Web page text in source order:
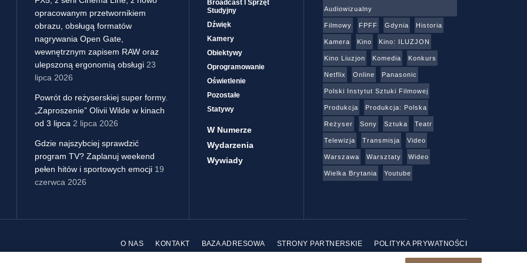
opracowanym przetwornikiem
obrazu, obsługą formatów
nagrywania Open Gate,
wewnętrznym zapisem RAW oraz
ulepszoną ergonomią obsługi 23
lipca 2026
Powrót do reżyserskiej super formy.
„Zaproszenie” Olivii Wilde w kinach
od 3 lipca 2 lipca 2026
Gdzie najszybciej sprawdzić
program TV? Zaplanuj weekend
pełen hitów i sportowych emocji 19
czerwca 2026
Broadcast I Sprzęt
Studyjny
Dźwięk
Kamery
Obiektywy
Oprogramowanie
Oświetlenie
Pozostałe
Statywy
W Numerze
Wydarzenia
Wywiady
Audiowizualny
Filmowy FPFF Gdynia Historia
Kamera Kino Kino: ILUZJON
Kino Liuzjon Komedia Konkurs
Netflix Online Panasonic
Polski Instytut Sztuki Filmowej
Produkcja Produkcja: Polska
Reżyser Sony Sztuka Teatr
Telewizja Transmisja Video
Warszawa Warsztaty Wideo
Wielka Brytania Youtube
O NAS KONTAKT BAZA ADRESOWA STRONY PARTNERSKIE POLITYKA PRYWATNOŚCI